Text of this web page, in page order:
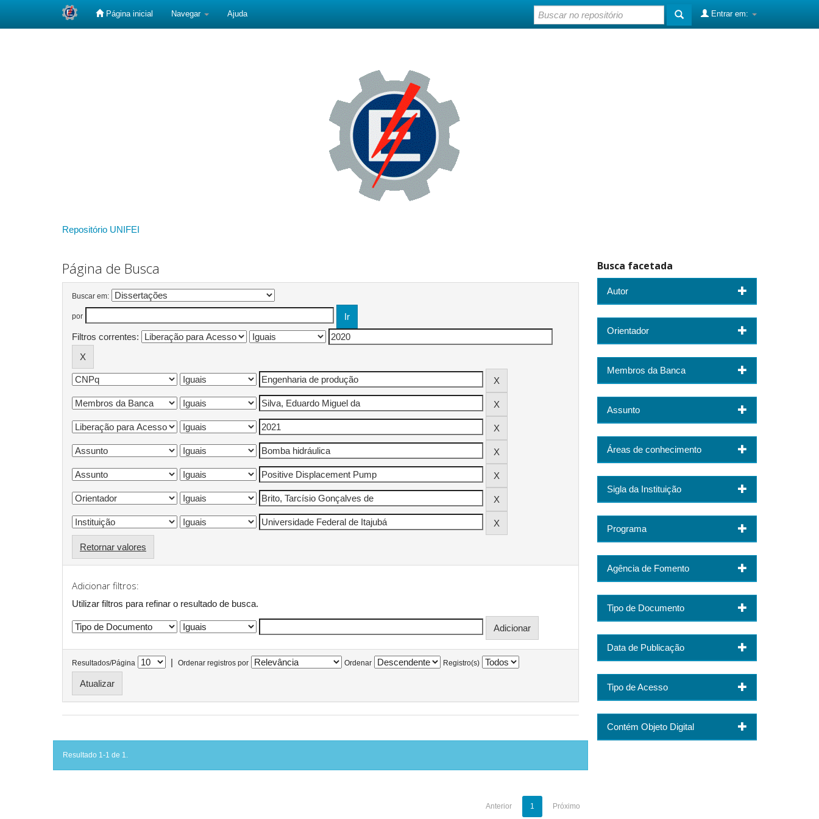
Página inicial Navegar Ajuda Entrar em:
Repositório UNIFEI
Página de Busca
Buscar em:
por
Filtros correntes:
Retornar valores
Adicionar filtros:
Utilizar filtros para refinar o resultado de busca.
Resultados/Página | Ordenar registros por Ordenar Registro(s)
Resultado 1-1 de 1.
Anterior 1 Próximo
Busca facetada
Autor
Orientador
Membros da Banca
Assunto
Áreas de conhecimento
Sigla da Instituição
Programa
Agência de Fomento
Tipo de Documento
Data de Publicação
Tipo de Acesso
Contém Objeto Digital